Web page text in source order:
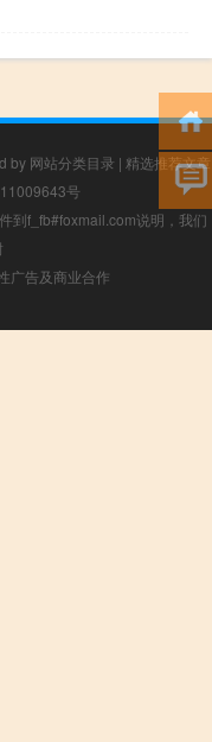
by 网站分类目录 | 精选推荐文章
号
到f_fb#foxmail.com说明，我们
广告及商业合作